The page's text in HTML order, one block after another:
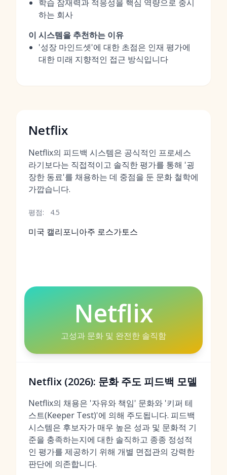
학습 잠재력과 적응성을 핵심 역량으로 중시
하는 회사
이 시스템을 추천하는 이유
'성장 마인드셋'에 대한 초점은 인재 평가에
대한 미래 지향적인 접근 방식입니다
Netflix
Netflix의 피드백 시스템은 공식적인 프로세스
라기보다는 직접적이고 솔직한 평가를 통해 '굉
장한 동료'를 채용하는 데 중점을 둔 문화 철학에
가깝습니다.
평점: 4.5
미국 캘리포니아주 로스가토스
Netflix
고성과 문화 및 완전한 솔직함
Netflix (2026): 문화 주도 피드백 모델
Netflix의 채용은 '자유와 책임' 문화와 '키퍼 테
스트(Keeper Test)'에 의해 주도됩니다. 피드백
시스템은 후보자가 매우 높은 성과 및 문화적 기
준을 충족하는지에 대한 솔직하고 종종 정성적
인 평가를 제공하기 위해 개별 면접관의 강력한
판단에 의존합니다.